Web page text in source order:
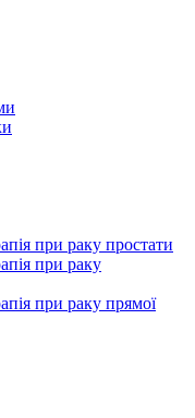
при раку простати
при раку
при раку прямої